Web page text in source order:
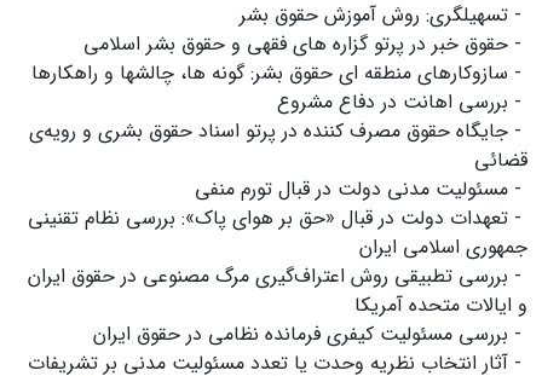
- تسهیلگری: روش آموزش حقوق بشر
- حقوق خبر در پرتو گزاره های فقهی و حقوق بشر اسلامی
- سازوکارهای منطقه ای حقوق بشر: گونه ها، چالشها و راهکارها
- بررسی اهانت در دفاع مشروع
- جایگاه حقوق مصرف کننده در پرتو اسناد حقوق بشری و رویه‌ی
قضائی
- مسئولیت مدنی دولت در قبال تورم منفی
- تعهدات دولت در قبال «حق بر هوای پاک»: بررسی نظام تقنینی
جمهوری اسلامی ایران
- بررسی تطبیقی روش اعتراف‌گیری مرگ مصنوعی در حقوق ایران
و ایالات متحده آمریکا
- بررسی مسئولیت کیفری فرمانده نظامی در حقوق ایران
- آثار انتخاب نظریه وحدت یا تعدد مسئولیت مدنی بر تشریفات